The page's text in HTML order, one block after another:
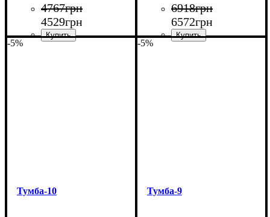
4767грн
4529грн
6918грн
6572грн
-5%
Тумба-10
-5%
Тумба-9